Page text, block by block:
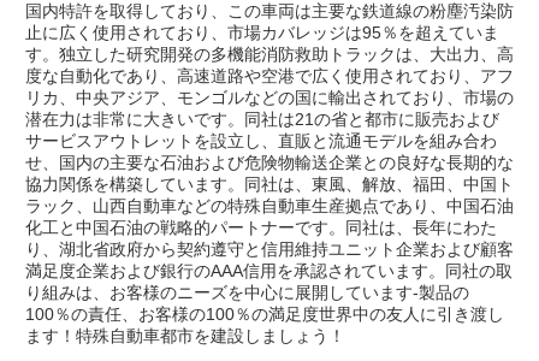
国内特許を取得しており、この車両は主要な鉄道線の粉塵汚染防
止に広く使用されており、市場カバレッジは95％を超えていま
す。独立した研究開発の多機能消防救助トラックは、大出力、高
度な自動化であり、高速道路や空港で広く使用されており、アフ
リカ、中央アジア、モンゴルなどの国に輸出されており、市場の
潜在力は非常に大きいです。同社は21の省と都市に販売および
サービスアウトレットを設立し、直販と流通モデルを組み合わ
せ、国内の主要な石油および危険物輸送企業との良好な長期的な
協力関係を構築しています。同社は、東風、解放、福田、中国ト
ラック、山西自動車などの特殊自動車生産拠点であり、中国石油
化工と中国石油の戦略的パートナーです。同社は、長年にわた
り、湖北省政府から契約遵守と信用維持ユニット企業および顧客
満足度企業および銀行のAAA信用を承認されています。同社の取
り組みは、お客様のニーズを中心に展開しています-製品の
100％の責任、お客様の100％の満足度世界中の友人に引き渡し
ます！特殊自動車都市を建設しましょう！